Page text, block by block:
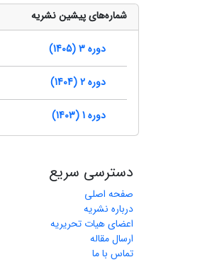
شماره‌های پیشین نشریه
دوره 3 (1405)
دوره 2 (1404)
دوره 1 (1403)
دسترسی سریع
صفحه اصلی
درباره نشریه
اعضای هیات تحریریه
ارسال مقاله
تماس با ما